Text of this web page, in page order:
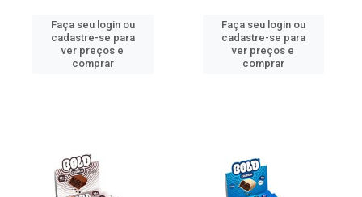
Faça seu login ou
cadastre-se para
ver preços e
comprar
Faça seu login ou
cadastre-se para
ver preços e
comprar